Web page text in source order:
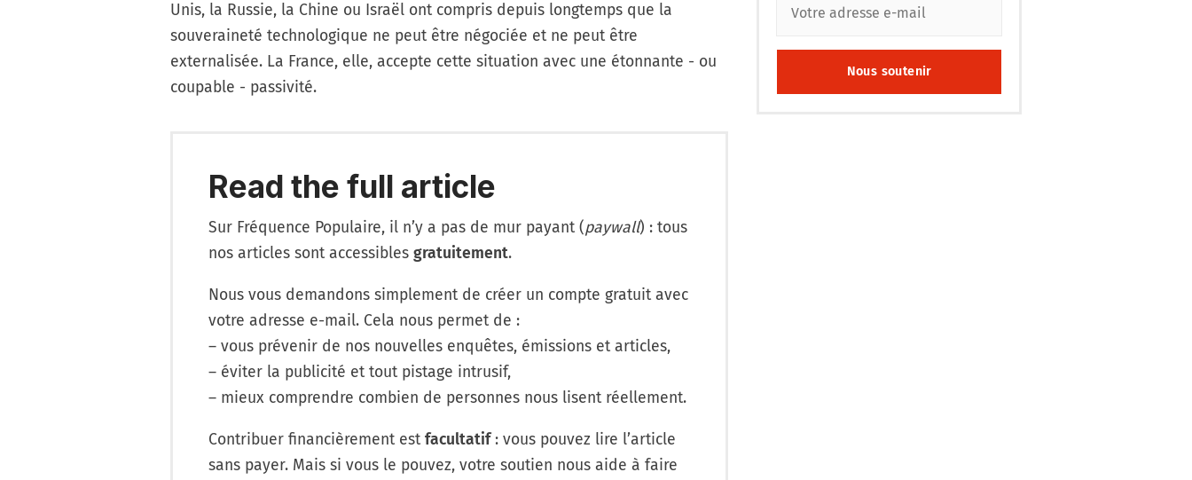
Unis, la Russie, la Chine ou Israël ont compris depuis longtemps que la
souveraineté technologique ne peut être négociée et ne peut être
externalisée. La France, elle, accepte cette situation avec une étonnante - ou
coupable - passivité.
Read the full article
Sur Fréquence Populaire, il n’y a pas de mur payant (paywall) : tous
nos articles sont accessibles gratuitement.
Nous vous demandons simplement de créer un compte gratuit avec
votre adresse e-mail. Cela nous permet de :
– vous prévenir de nos nouvelles enquêtes, émissions et articles,
– éviter la publicité et tout pistage intrusif,
– mieux comprendre combien de personnes nous lisent réellement.
Contribuer financièrement est facultatif: vous pouvez lire l’article
sans payer. Mais si vous le pouvez, votre soutien nous aide à faire
Nous soutenir